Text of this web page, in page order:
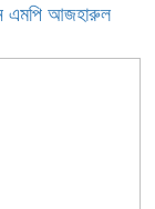
এমপি আজহারুল